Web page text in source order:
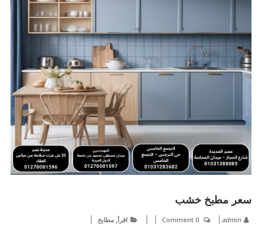
سعر مطبخ خشب
admin
0 Comment اقرأ, مطابخ